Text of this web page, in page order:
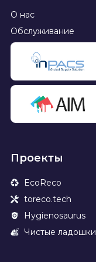
О нас
Обслуживание
Проекты
EcoReco
toreco.tech
Hygienosaurus
Чистые ладошки